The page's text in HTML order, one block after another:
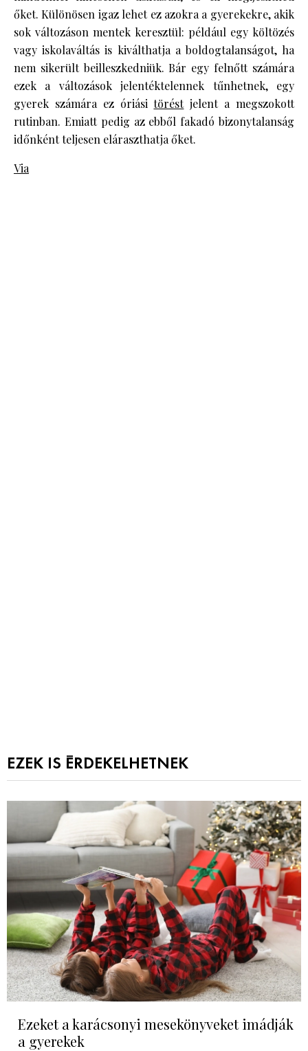
őket. Különösen igaz lehet ez azokra a gyerekekre, akik
sok változáson mentek keresztül: például egy költözés
vagy iskolaváltás is kiválthatja a boldogtalanságot, ha
nem sikerült beilleszkedniük. Bár egy felnőtt számára
ezek a változások jelentéktelennek tűnhetnek, egy
gyerek számára ez óriásitöréstjelent a megszokott
rutinban. Emiatt pedig az ebből fakadó bizonytalanság
időnként teljesen eláraszthatja őket.
Via
EZEK IS ÉRDEKELHETNEK
Ezeket a karácsonyi mesekönyveket imádják
a gyerekek